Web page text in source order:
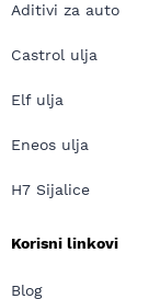
Aditivi za auto
Castrol ulja
Elf ulja
Eneos ulja
H7 Sijalice
Korisni linkovi
Blog